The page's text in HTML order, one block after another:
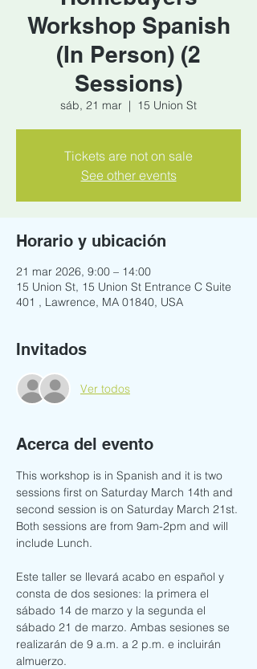
Workshop Spanish
(In Person) (2
Sessions)
sáb, 21 mar
  |
15 Union St
Tickets are not on sale
See other events
Horario y ubicación
21 mar 2026, 9:00 – 14:00
15 Union St, 15 Union St Entrance C Suite
401 , Lawrence, MA 01840, USA
Invitados
Ver todos
Acerca del evento
This workshop is in Spanish and it is two
sessions first on Saturday March 14th and
second session is on Saturday March 21st.
Both sessions are from 9am-2pm and will
include Lunch.
Este taller se llevará acabo en español y
consta de dos sesiones: la primera el
sábado 14 de marzo y la segunda el
sábado 21 de marzo. Ambas sesiones se
realizarán de 9 a.m. a 2 p.m. e incluirán
almuerzo.